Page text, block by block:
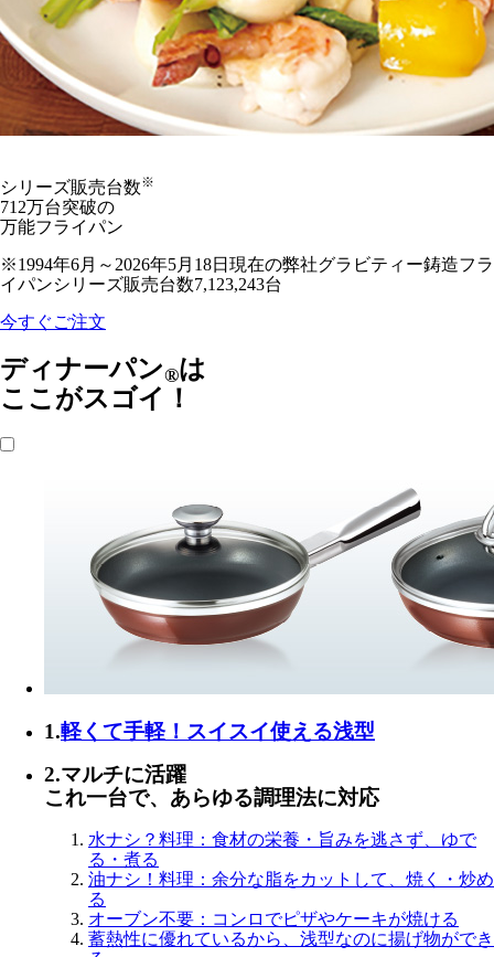
シリーズ販売台数※
712万台突破の
万能フライパン
※1994年6月～2026年5月18日現在の弊社グラビティー鋳造フラ
イパンシリーズ販売台数7,123,243台
今すぐご注文
ディナーパン®は
ここがスゴイ！
1.軽くて手軽！スイスイ使える浅型
2.マルチに活躍
これ一台で、あらゆる調理法に対応
水ナシ？料理 ：食材の栄養・旨みを逃さず、 ゆで
る ・ 煮る
油ナシ！料理 ：余分な脂をカットして、 焼く ・ 炒め
る
オーブン不要 ：コンロでピザやケーキが焼ける
蓄熱性に優れているから、浅型なのに揚げ物ができ